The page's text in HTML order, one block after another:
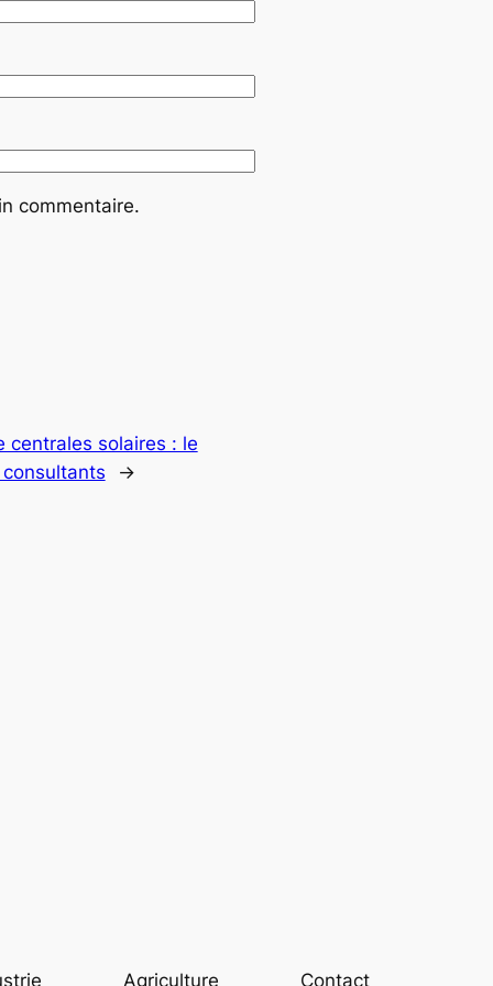
commentaire.
centrales solaires : le
→
Agriculture Contact